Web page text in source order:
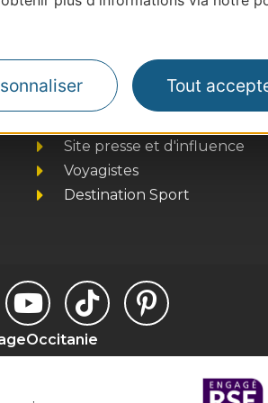
Tout
Thermalisme
Business/Mice
Site presse et d'influence
Voyagistes
Destination Sport